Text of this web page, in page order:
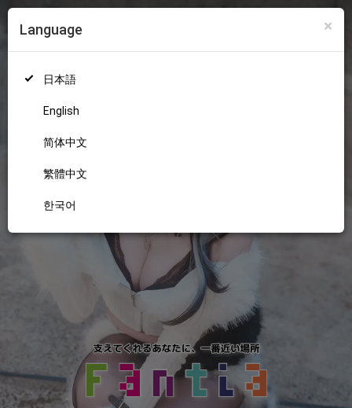
×
Language
日本語
English
简体中文
繁體中文
한국어
18+